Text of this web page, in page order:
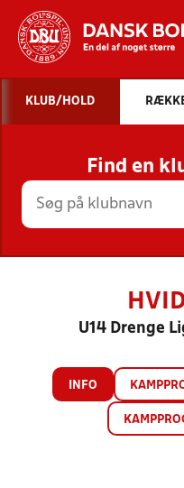
STILLINGER,
KLUB/HOLD
Find en
U14 Drenge
INFO